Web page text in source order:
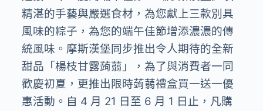
精湛的手藝與嚴選食材，為您獻上三款別具
風味的粽子，為您的端午佳節增添濃濃的傳
統風味。摩斯漢堡同步推出令人期待的全新
甜品「楊枝甘露蒟蒻」，為了與消費者一同
歡慶初夏，更推出限時蒟蒻禮盒買一送一優
惠活動。自 4 月 21 日至 6 月 1 日止，凡購